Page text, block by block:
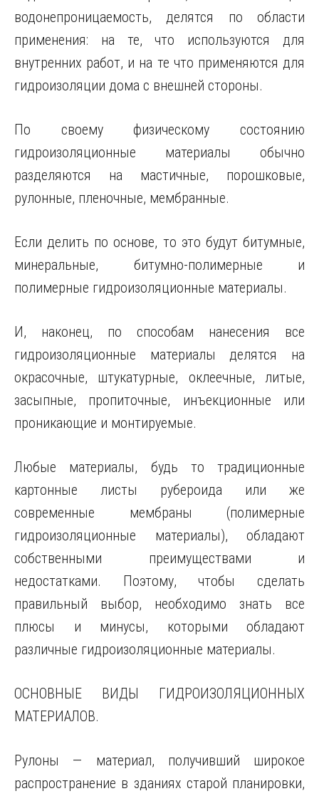
водонепроницаемость, делятся по области
применения: на те, что используются для
внутренних работ, и на те что применяются для
гидроизоляции дома с внешней стороны.
По своему физическому состоянию
гидроизоляционные материалы обычно
разделяются на мастичные, порошковые,
рулонные, пленочные, мембранные.
Если делить по основе, то это будут битумные,
минеральные, битумно-полимерные и
полимерные гидроизоляционные материалы.
И, наконец, по способам нанесения все
гидроизоляционные материалы делятся на
окрасочные, штукатурные, оклеечные, литые,
засыпные, пропиточные, инъекционные или
проникающие и монтируемые.
Любые материалы, будь то традиционные
картонные листы рубероида или же
современные мембраны (полимерные
гидроизоляционные материалы), обладают
собственными преимуществами и
недостатками. Поэтому, чтобы сделать
правильный выбор, необходимо знать все
плюсы и минусы, которыми обладают
различные гидроизоляционные материалы.
ОСНОВНЫЕ ВИДЫ ГИДРОИЗОЛЯЦИОННЫХ
МАТЕРИАЛОВ.
Рулоны — материал, получивший широкое
распространение в зданиях старой планировки,